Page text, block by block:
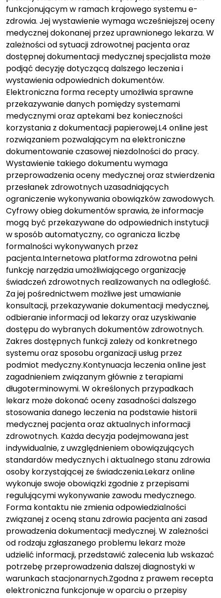
funkcjonującym w ramach krajowego systemu e-
zdrowia. Jej wystawienie wymaga wcześniejszej oceny
medycznej dokonanej przez uprawnionego lekarza. W
zależności od sytuacji zdrowotnej pacjenta oraz
dostępnej dokumentacji medycznej specjalista może
podjąć decyzję dotyczącą dalszego leczenia i
wystawienia odpowiednich dokumentów.
Elektroniczna forma recepty umożliwia sprawne
przekazywanie danych pomiędzy systemami
medycznymi oraz aptekami bez konieczności
korzystania z dokumentacji papierowej.L4 online jest
rozwiązaniem pozwalającym na elektroniczne
dokumentowanie czasowej niezdolności do pracy.
Wystawienie takiego dokumentu wymaga
przeprowadzenia oceny medycznej oraz stwierdzenia
przesłanek zdrowotnych uzasadniających
ograniczenie wykonywania obowiązków zawodowych.
Cyfrowy obieg dokumentów sprawia, że informacje
mogą być przekazywane do odpowiednich instytucji
w sposób automatyczny, co ogranicza liczbę
formalności wykonywanych przez
pacjenta.Internetowa platforma zdrowotna pełni
funkcję narzędzia umożliwiającego organizację
świadczeń zdrowotnych realizowanych na odległość.
Za jej pośrednictwem możliwe jest umawianie
konsultacji, przekazywanie dokumentacji medycznej,
odbieranie informacji od lekarzy oraz uzyskiwanie
dostępu do wybranych dokumentów zdrowotnych.
Zakres dostępnych funkcji zależy od konkretnego
systemu oraz sposobu organizacji usług przez
podmiot medyczny.Kontynuacja leczenia online jest
zagadnieniem związanym głównie z terapiami
długoterminowymi. W określonych przypadkach
lekarz może dokonać oceny zasadności dalszego
stosowania danego leczenia na podstawie historii
medycznej pacjenta oraz aktualnych informacji
zdrowotnych. Każda decyzja podejmowana jest
indywidualnie, z uwzględnieniem obowiązujących
standardów medycznych i aktualnego stanu zdrowia
osoby korzystającej ze świadczenia.Lekarz online
wykonuje swoje obowiązki zgodnie z przepisami
regulującymi wykonywanie zawodu medycznego.
Forma kontaktu nie zmienia odpowiedzialności
związanej z oceną stanu zdrowia pacjenta ani zasad
prowadzenia dokumentacji medycznej. W zależności
od rodzaju zgłaszanego problemu lekarz może
udzielić informacji, przedstawić zalecenia lub wskazać
potrzebę przeprowadzenia dalszej diagnostyki w
warunkach stacjonarnych.Zgodna z prawem recepta
elektroniczna funkcjonuje w oparciu o przepisy